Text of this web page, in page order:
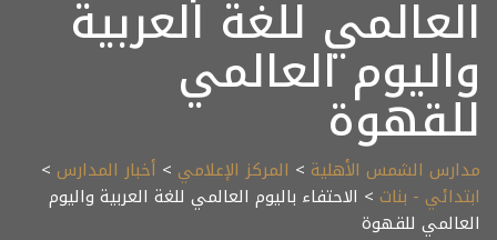
العالمي للغة العربية
واليوم العالمي
للقهوة
مدارس الشمس الأهلية > المركز الإعلامي > أخبار المدارس >
ابتدائي - بنات > الاحتفاء باليوم العالمي للغة العربية واليوم
العالمي للقهوة